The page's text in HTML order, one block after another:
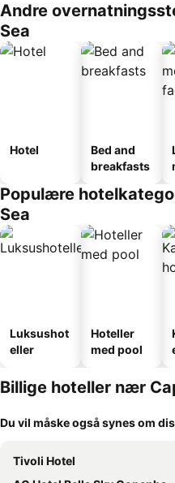
Andre
Sea
Hotel
Bed and
breakfasts
Populære
Sea
Luksushot
eller
Hoteller
med pool
Billige hoteller nær
Du vil måske også synes om
Tivoli Hotel